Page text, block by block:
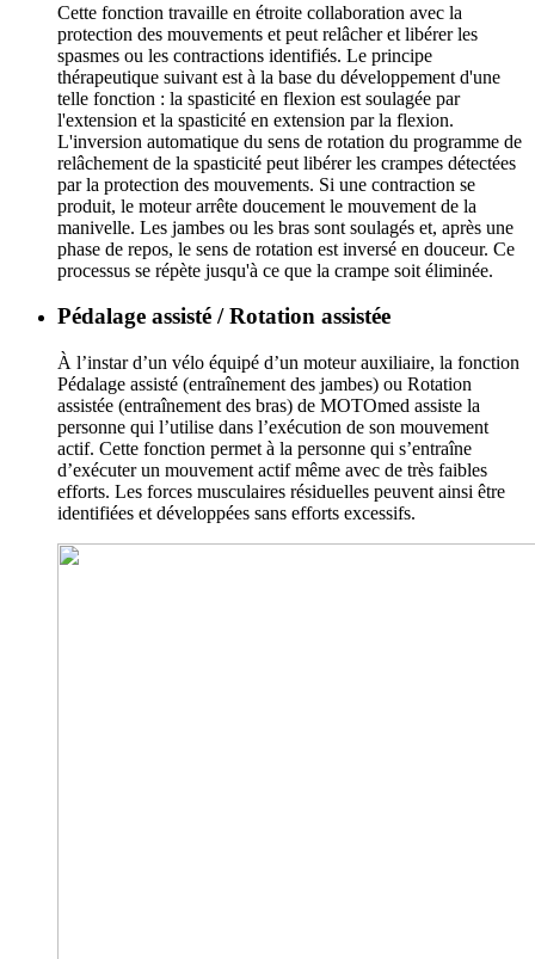
Cette fonction travaille en étroite collaboration avec la
protection des mouvements et peut relâcher et libérer les
spasmes ou les contractions identifiés. Le principe
thérapeutique suivant est à la base du développement d'une
telle fonction : la spasticité en flexion est soulagée par
l'extension et la spasticité en extension par la flexion.
L'inversion automatique du sens de rotation du programme de
relâchement de la spasticité peut libérer les crampes détectées
par la protection des mouvements. Si une contraction se
produit, le moteur arrête doucement le mouvement de la
manivelle. Les jambes ou les bras sont soulagés et, après une
phase de repos, le sens de rotation est inversé en douceur. Ce
processus se répète jusqu'à ce que la crampe soit éliminée.
Pédalage assisté / Rotation assistée
À l’instar d’un vélo équipé d’un moteur auxiliaire, la fonction
Pédalage assisté (entraînement des jambes) ou Rotation
assistée (entraînement des bras) de MOTOmed assiste la
personne qui l’utilise dans l’exécution de son mouvement
actif. Cette fonction permet à la personne qui s’entraîne
d’exécuter un mouvement actif même avec de très faibles
efforts. Les forces musculaires résiduelles peuvent ainsi être
identifiées et développées sans efforts excessifs.